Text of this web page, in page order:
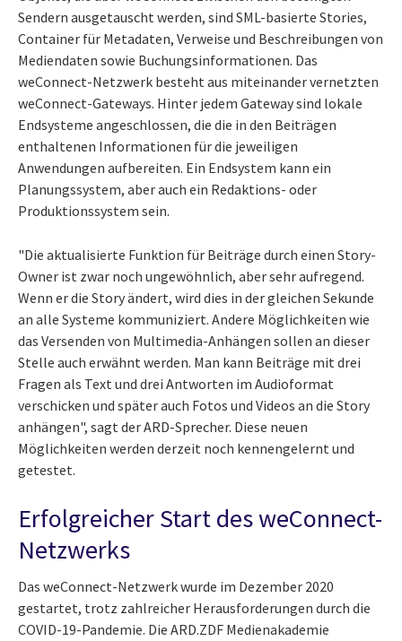
Sendern ausgetauscht werden, sind SML-basierte Stories,
Container für Metadaten, Verweise und Beschreibungen von
Mediendaten sowie Buchungsinformationen. Das
weConnect-Netzwerk besteht aus miteinander vernetzten
weConnect-Gateways. Hinter jedem Gateway sind lokale
Endsysteme angeschlossen, die die in den Beiträgen
enthaltenen Informationen für die jeweiligen
Anwendungen aufbereiten. Ein Endsystem kann ein
Planungssystem, aber auch ein Redaktions- oder
Produktionssystem sein.
"Die aktualisierte Funktion für Beiträge durch einen Story-
Owner ist zwar noch ungewöhnlich, aber sehr aufregend.
Wenn er die Story ändert, wird dies in der gleichen Sekunde
an alle Systeme kommuniziert. Andere Möglichkeiten wie
das Versenden von Multimedia-Anhängen sollen an dieser
Stelle auch erwähnt werden. Man kann Beiträge mit drei
Fragen als Text und drei Antworten im Audioformat
verschicken und später auch Fotos und Videos an die Story
anhängen", sagt der ARD-Sprecher. Diese neuen
Möglichkeiten werden derzeit noch kennengelernt und
getestet.
Erfolgreicher Start des weConnect-
Netzwerks
Das weConnect-Netzwerk wurde im Dezember 2020
gestartet, trotz zahlreicher Herausforderungen durch die
COVID-19-Pandemie. Die ARD.ZDF Medienakademie